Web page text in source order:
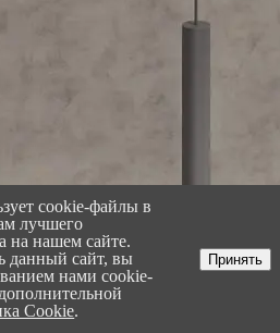
cookie-файлы в
лучшего
на нашем сайте.
данный сайт, вы
нами cookie-
Cookie.
Принять